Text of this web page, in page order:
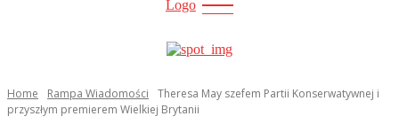
news
Home Rampa Wiadomości
Theresa May szefem Partii Konserwatywnej i
przyszłym premierem Wielkiej Brytanii